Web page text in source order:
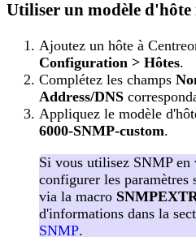
Utiliser un modèle d'hôte
Ajoutez un hôte à
Configuration > Hôtes.
Complétez les champs
Address/DNS
Appliquez le modèle
6000-SNMP-custom.
Si vous utilisez SNMP en
configurer les paramètres
via la macro
d'informations dans la
SNMP.